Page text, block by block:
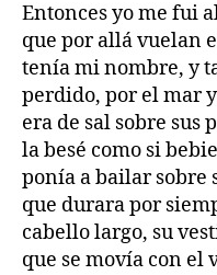
Entonces yo me fui
que por allá vuelan
tenía mi nombre, y
perdido, por el mar
era de sal sobre sus
la besé como si
ponía a bailar sobre
que durara por
cabello largo, su
que se movía con el